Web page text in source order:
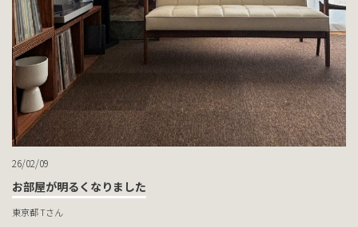
26/02/09
お部屋が明るくなりました
東京都 Tさん